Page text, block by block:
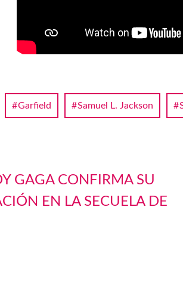
Garfield Samuel L. Jackson
GAGA CONFIRMA SU
EN LA SECUELA DE